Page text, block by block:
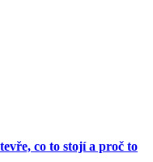
co to stojí a proč to